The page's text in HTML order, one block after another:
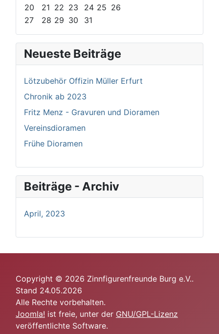
20
21 22 23 24 25 26
27
28 29 30 31
Neueste Beiträge
Lötzubehör Offizin Müller Erfurt
Chronik ab 2023
Fritz Menz - Gravuren und Dioramen
Vereinsdioramen
Frühe Dioramen
Beiträge - Archiv
April, 2023
Copyright © 2026 Zinnfigurenfreunde Burg e.V..
Stand 24.05.2026
Alle Rechte vorbehalten.
Joomla! ist freie, unter der GNU/GPL-Lizenz
veröffentlichte Software.